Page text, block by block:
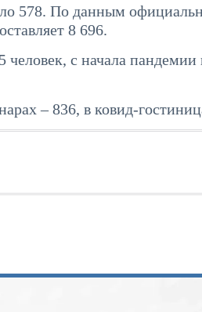
578. По данным
8 696.
с начала
– 836, в ковид-